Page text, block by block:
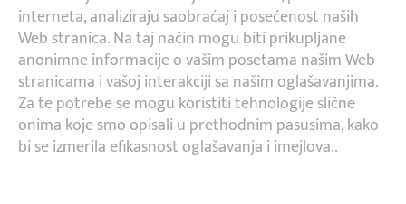
interneta, analiziraju saobraćaj i posećenost naših
Web stranica. Na taj način mogu biti prikupljane
anonimne informacije o vašim posetama našim Web
stranicama i vašoj interakciji sa našim oglašavanjima.
Za te potrebe se mogu koristiti tehnologije slične
onima koje smo opisali u prethodnim pasusima, kako
bi se izmerila efikasnost oglašavanja i imejlova..